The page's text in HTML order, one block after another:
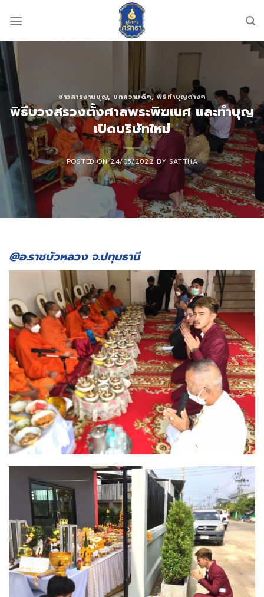
ข่าวสารงานบุญ, บทความดีๆ,พิธิทำบุญต่างๆ
พิธีบวงสรวงตั้งศาลพระพิฆเนศ และทำบุญ
เปิดบริษัทใหม่
POSTED ON24/05/2022 BYSATTHA
@อ.ราชบัวหลวง จ.ปทุมธานี